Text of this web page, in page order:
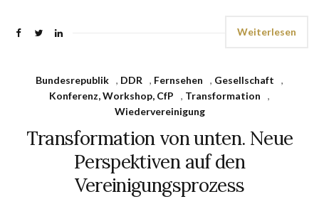
Weiterlesen
Bundesrepublik , DDR , Fernsehen , Gesellschaft
,
Konferenz, Workshop, CfP
, Transformation
,
Wiedervereinigung
Transformation von unten. Neue
Perspektiven auf den
Vereinigungsprozess